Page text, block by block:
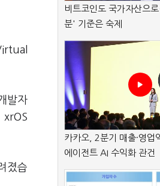
발자
xrOS
졌습
비트코인도 국가자산으
분' 기준은 숙제
카카오, 2분기 매출·영
에이전트 AI 수익화 관건